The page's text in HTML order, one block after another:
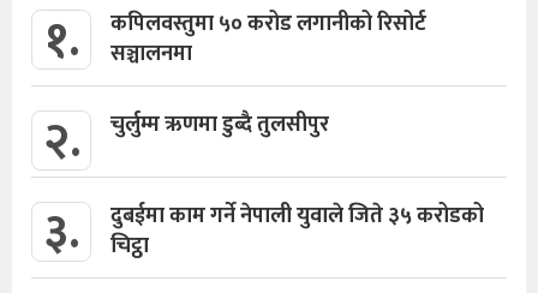
१.
कपिलवस्तुमा ५० करोड लगानीको रिसोर्ट
सञ्चालनमा
२. चुर्लुम्म ऋणमा डुब्दै तुलसीपुर
३.
दुबईमा काम गर्ने नेपाली युवाले जिते ३५ करोडको
चिट्ठा